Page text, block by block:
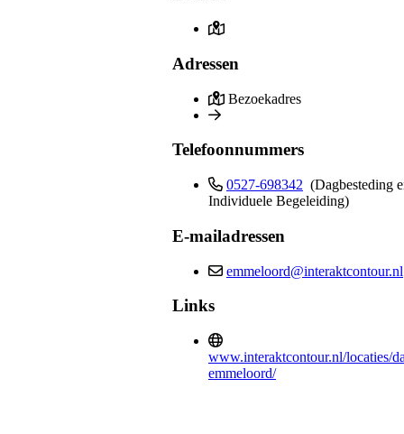
Adressen
Bezoekadres
Telefoonnummers
0527-698342 (Dagbesteding
Individuele Begeleiding)
E-mailadressen
emmeloord@interaktcontour.nl
Links
www.interaktcontour.nl/locaties/
emmeloord/